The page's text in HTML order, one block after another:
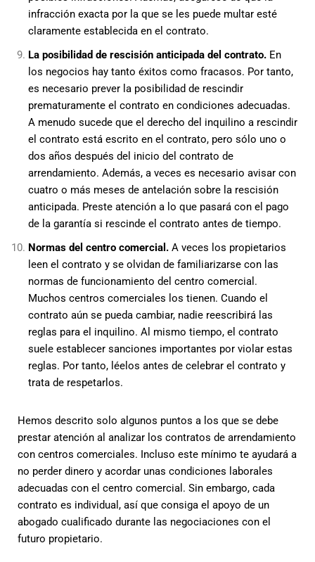
infracción exacta por la que se les puede multar esté
claramente establecida en el contrato.
La posibilidad de rescisión anticipada del contrato. En
los negocios hay tanto éxitos como fracasos. Por tanto,
es necesario prever la posibilidad de rescindir
prematuramente el contrato en condiciones adecuadas.
A menudo sucede que el derecho del inquilino a rescindir
el contrato está escrito en el contrato, pero sólo uno o
dos años después del inicio del contrato de
arrendamiento. Además, a veces es necesario avisar con
cuatro o más meses de antelación sobre la rescisión
anticipada. Preste atención a lo que pasará con el pago
de la garantía si rescinde el contrato antes de tiempo.
Normas del centro comercial. A veces los propietarios
leen el contrato y se olvidan de familiarizarse con las
normas de funcionamiento del centro comercial.
Muchos centros comerciales los tienen. Cuando el
contrato aún se pueda cambiar, nadie reescribirá las
reglas para el inquilino. Al mismo tiempo, el contrato
suele establecer sanciones importantes por violar estas
reglas. Por tanto, léelos antes de celebrar el contrato y
trata de respetarlos.
Hemos descrito solo algunos puntos a los que se debe
prestar atención al analizar los contratos de arrendamiento
con centros comerciales. Incluso este mínimo te ayudará a
no perder dinero y acordar unas condiciones laborales
adecuadas con el centro comercial. Sin embargo, cada
contrato es individual, así que consiga el apoyo de un
abogado cualificado durante las negociaciones con el
futuro propietario.